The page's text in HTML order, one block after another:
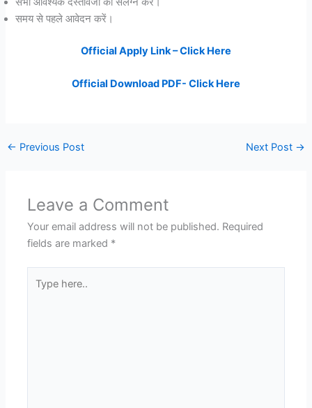
समय से पहले आवेदन करें।
Official Apply Link – Click Here
Official Download PDF- Click Here
← Previous Post Next Post →
Leave a Comment
Your email address will not be published. Required
fields are marked *
here..